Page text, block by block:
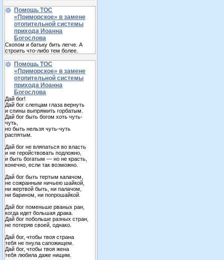
Помощь ТОС
«Приморское» в замене
отопительной системы
прихода Иоанна
Богослова
Скопом и батьку бить легче. А
строить что-либо тем более.
Помощь ТОС
«Приморское» в замене
отопительной системы
прихода Иоанна
Богослова
Дай бог!
Дай бог слепцам глаза вернуть
и спины выпрямить горбатым.
Дай бог быть богом хоть чуть-
чуть,
но быть нельзя чуть-чуть
распятым.
Дай бог не вляпаться во власть
и не геройствовать подложно,
и быть богатым — но не красть,
конечно, если так возможно.
Дай бог быть тертым калачом,
не сожранным ничьею шайкой,
ни жертвой быть, ни палачом,
ни барином, ни попрошайкой.
Дай бог поменьше рваных ран,
когда идет большая драка.
Дай бог побольше разных стран,
не потеряв своей, однако.
Дай бог, чтобы твоя страна
тебя не пнула сапожищем.
Дай бог, чтобы твоя жена
тебя любила даже нищим.